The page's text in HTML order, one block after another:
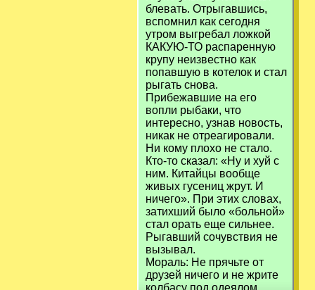
блевать. Отрыгавшись,
вспомнил как сегодня
утром выгребал ложкой
КАКУЮ-ТО распаренную
крупу неизвестно как
попавшую в котелок и стал
рыгать снова.
Прибежавшие на его
вопли рыбаки, что
интересно, узнав новость,
никак не отреагировали.
Ни кому плохо не стало.
Кто-то сказал: «Ну и хуй с
ним. Китайцы вообще
живых гусениц жрут. И
ничего». При этих словах,
затихший было «больной»
стал орать еще сильнее.
Рыгавший сочувствия не
вызывал.
Мораль: Не прячьте от
друзей ничего и не жрите